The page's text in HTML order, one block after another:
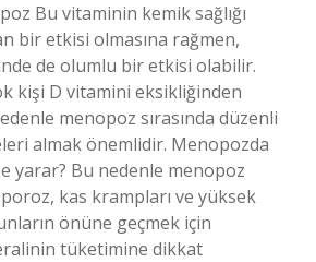
Bu vitaminin kemik sağlığı
bir etkisi olmasına rağmen,
de olumlu bir etkisi olabilir.
kişi D vitamini eksikliğinden
menopoz sırasında düzenli
almak önemlidir. Menopozda
yarar? Bu nedenle menopoz
kas krampları ve yüksek
önüne geçmek için
tüketimine dikkat